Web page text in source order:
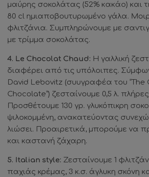
μαύρης σοκολάτας (52% κακάο) και
80 cl ημιαποβουτυρωμένο γάλα.
φλιτζάνια. Συμπληρώνουμε με
με τρίμμα σοκολάτας.
4. Le Chocolat Chaud: Η γαλλική
διαφέρει από τις υπόλοιπες.
David Lebovitz (συυγραφέα του “The
Chocolate”) ζεσταίνουμε 0,5 λ.
Προσθέτουμε 130 γρ. γλυκόπικρη
ψιλοκομμένη, ανακατεύοντας
λιώσει. Προαιρετικά, μπορούμε να
και καστανή ζάχαρη.
5. Italian style: Ζεσταίνουμε 1
παχιάς κρέμας, 3 κ.σ. άγλυκη σκόνη